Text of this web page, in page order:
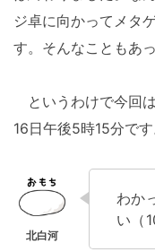
ジ卓に向かってメタ
す。そんなこともあっ
というわけで今回
16日午後5時15分です
わか
い（